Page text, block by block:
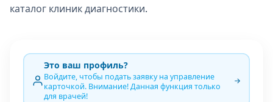
каталог клиник диагностики.
Это ваш профиль?
Войдите, чтобы подать заявку на управление
карточкой. Внимание! Данная функция только
для врачей!